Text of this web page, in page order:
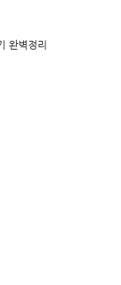
완벽정리